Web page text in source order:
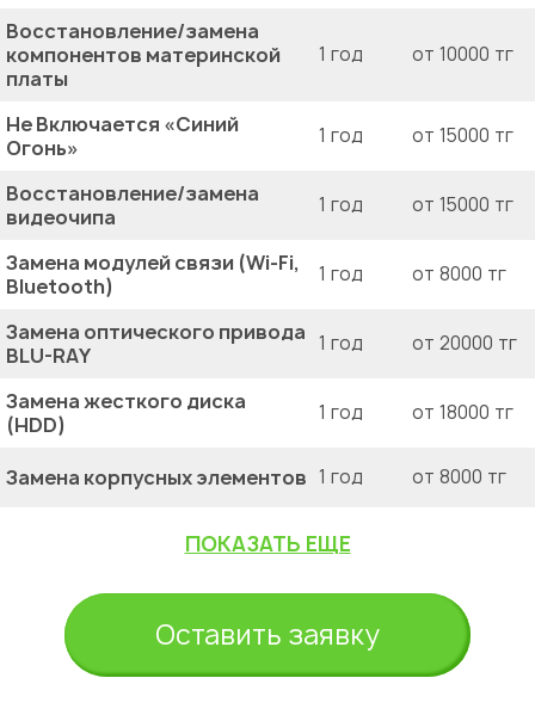
Восстановление/замена
компонентов материнской
платы
1 год от 10000 тг
Не Включается «Синий
Огонь»
1 год от 15000 тг
Восстановление/замена
видеочипа
1 год от 15000 тг
Замена модулей связи (Wi-Fi,
Bluetooth)
1 год от 8000 тг
Замена оптического привода
BLU-RAY
1 год от 20000 тг
Замена жесткого диска
(HDD)
1 год от 18000 тг
Замена корпусных элементов 1 год от 8000 тг
ПОКАЗАТЬ ЕЩЕ
Оставить заявку